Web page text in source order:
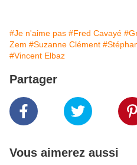
#Je n'aime pas #Fred Cavayé
Zem #Suzanne Clément
#Vincent Elbaz
Partager
Vous aimerez aussi